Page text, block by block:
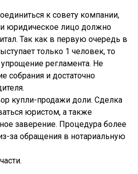
к совету компании,
и юридическое лицо должно
Так как в первую очередь в
только 1 человек, то
регламента. Не
собрания и достаточно
купли-продажи доли. Сделка
юристом, а также
заверение. Процедура более
за обращения в нотариальную